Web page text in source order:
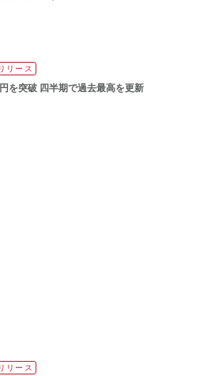
リース
を突破 四半期で過去最高を更新
リース